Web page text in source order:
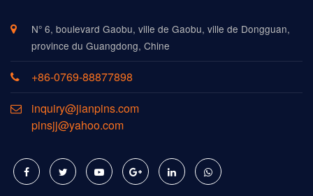
N° 6, boulevard Gaobu, ville de Gaobu, ville de Dongguan,
province du Guangdong, Chine
+86-0769-88877898
inquiry@jianpins.com
pinsjj@yahoo.com